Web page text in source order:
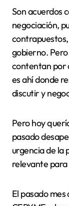
Son acuerdos
negociación,
gobierno.
contentan por
es ahí donde
discutir y
Pero hoy
pasado
urgencia de la
relevante
El pasado mes